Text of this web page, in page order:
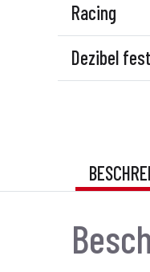
Racing
Dezibel